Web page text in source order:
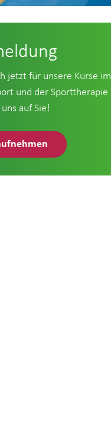
jetzt für unsere Kurse im
und der Sporttherapie
auf Sie!